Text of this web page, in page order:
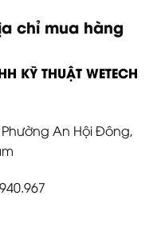
chỉ mua hàng
KỸ THUẬT WETECH
An Hội Đông,